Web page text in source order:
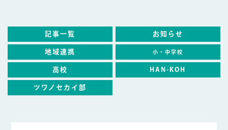
記事一覧 お知らせ
地域連携 小・中学校
高校 HAN-KOH
ツワノセカイ部